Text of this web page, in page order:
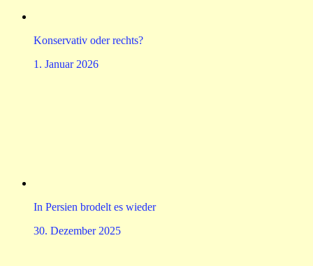
Konservativ oder rechts?
1. Januar 2026
In Persien brodelt es wieder
30. Dezember 2025